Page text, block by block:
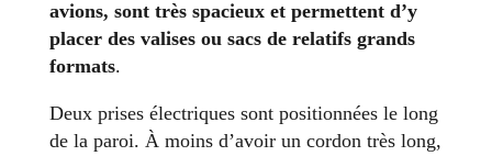
avions, sont très spacieux et permettent d’y
placer des valises ou sacs de relatifs grands
formats.
Deux prises électriques sont positionnées le long
de la paroi. À moins d’avoir un cordon très long,